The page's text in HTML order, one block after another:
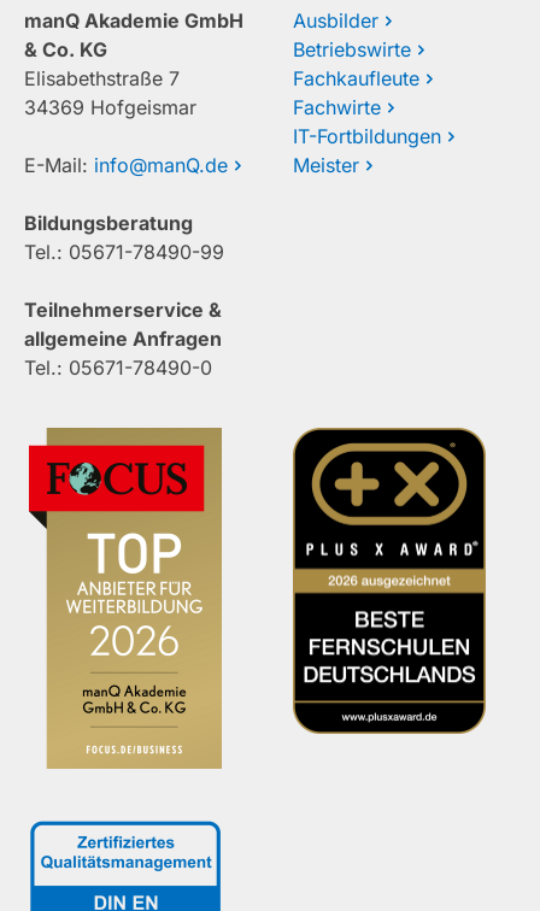
manQ Akademie GmbH
& Co. KG
Elisabethstraße 7
34369 Hofgeismar
E-Mail: info@manQ.de
Bildungsberatung
Tel.: 05671-78490-99
Teilnehmerservice &
allgemeine Anfragen
Tel.: 05671-78490-0
Ausbilder
Betriebswirte
Fachkaufleute
Fachwirte
IT-Fortbildungen
Meister